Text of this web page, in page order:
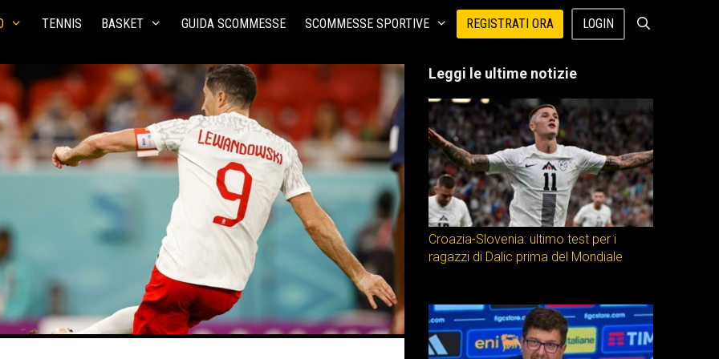
TENNIS BASKET GUIDA SCOMMESSE SCOMMESSE SPORTIVE REGISTRATI ORA LOGIN
Leggi le ultime notizie
Croazia-Slovenia: ultimo test per i
ragazzi di Dalic prima del Mondiale